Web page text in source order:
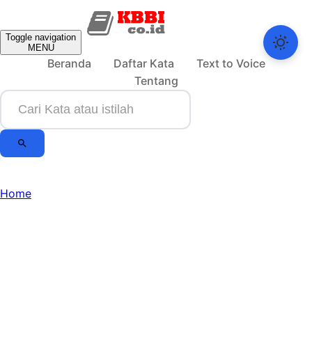
Toggle navigation
MENU
Beranda Daftar Kata
Text to Voice
Tentang
Home